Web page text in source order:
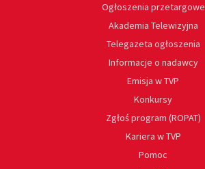
Ogłoszenia przetargowe
Akademia Telewizyjna
Telegazeta ogłoszenia
Informacje o nadawcy
Emisja w TVP
Konkursy
Zgłoś program (ROPAT)
Kariera w TVP
Pomoc